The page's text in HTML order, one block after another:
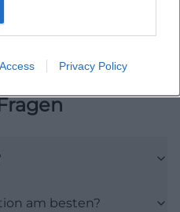
Privacy Policy
am besten?